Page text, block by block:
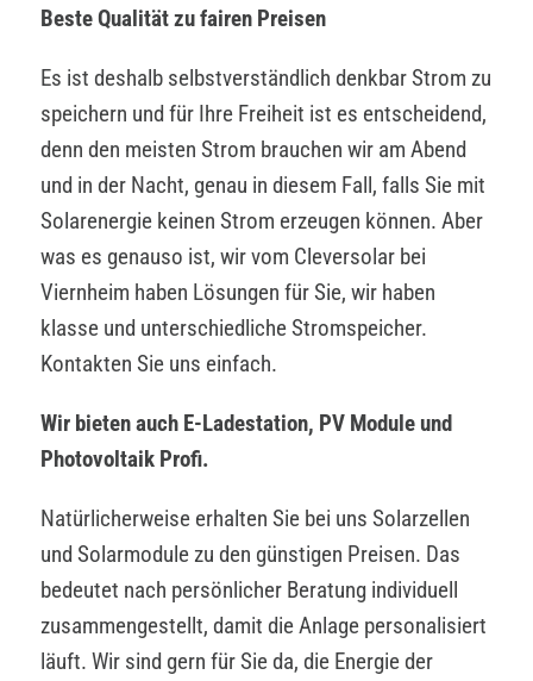
Beste Qualität zu fairen Preisen
Es ist deshalb selbstverständlich denkbar Strom zu
speichern und für Ihre Freiheit ist es entscheidend,
denn den meisten Strom brauchen wir am Abend
und in der Nacht, genau in diesem Fall, falls Sie mit
Solarenergie keinen Strom erzeugen können. Aber
was es genauso ist, wir vom Cleversolar bei
Viernheim haben Lösungen für Sie, wir haben
klasse und unterschiedliche Stromspeicher.
Kontakten Sie uns einfach.
Wir bieten auch E-Ladestation, PV Module und
Photovoltaik Profi.
Natürlicherweise erhalten Sie bei uns Solarzellen
und Solarmodule zu den günstigen Preisen. Das
bedeutet nach persönlicher Beratung individuell
zusammengestellt, damit die Anlage personalisiert
läuft. Wir sind gern für Sie da, die Energie der